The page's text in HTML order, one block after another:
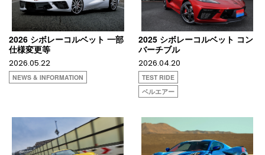
2026 シボレーコルベット 一部
仕様変更等
2026.05.22
NEWS & INFORMATION
2025 シボレーコルベット コン
バーチブル
2026.04.20
TEST RIDE
ベルエアー